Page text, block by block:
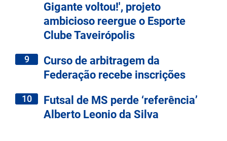
Gigante voltou!', projeto
ambicioso reergue o Esporte
Clube Taveirópolis
9
Curso de arbitragem da
Federação recebe inscrições
10
Futsal de MS perde ‘referência’
Alberto Leonio da Silva